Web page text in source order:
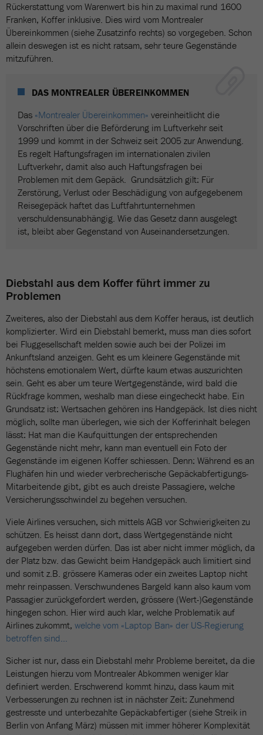
Rückerstattung vom Warenwert bis hin zu maximal rund 1600
Franken, Koffer inklusive. Dies wird vom Montrealer
Übereinkommen (siehe Zusatzinfo rechts) so vorgegeben. Schon
allein deswegen ist es nicht ratsam, sehr teure Gegenstände
mitzuführen.
DAS MONTREALER ÜBEREINKOMMEN
Das «Montrealer Übereinkommen» vereinheitlicht die
Vorschriften über die Beförderung im Luftverkehr seit
1999 und kommt in der Schweiz seit 2005 zur Anwendung.
Es regelt Haftungsfragen im internationalen zivilen
Luftverkehr, damit also auch Haftungsfragen bei
Problemen mit dem Gepäck. Grundsätzlich gilt: Für
Zerstörung, Verlust oder Beschädigung von aufgegebenem
Reisegepäck haftet das Luftfahrtunternehmen
verschuldensunabhängig. Wie das Gesetz dann ausgelegt
ist, bleibt aber Gegenstand von Auseinandersetzungen.
Diebstahl aus dem Koffer führt immer zu
Problemen
Zweiteres, also der Diebstahl aus dem Koffer heraus, ist deutlich
komplizierter. Wird ein Diebstahl bemerkt, muss man dies sofort
bei Fluggesellschaft melden sowie auch bei der Polizei im
Ankunftsland anzeigen. Geht es um kleinere Gegenstände mit
höchstens emotionalem Wert, dürfte kaum etwas auszurichten
sein. Geht es aber um teure Wertgegenstände, wird bald die
Rückfrage kommen, weshalb man diese eingecheckt habe. Ein
Grundsatz ist: Wertsachen gehören ins Handgepäck. Ist dies nicht
möglich, sollte man überlegen, wie sich der Kofferinhalt belegen
lässt: Hat man die Kaufquittungen der entsprechenden
Gegenstände nicht mehr, kann man eventuell ein Foto der
Gegenstände im eigenen Koffer schiessen. Denn: Während es an
Flughäfen hin und wieder verbrecherische Gepäckabfertigungs-
Mitarbeitende gibt, gibt es auch dreiste Passagiere, welche
Versicherungsschwindel zu begehen versuchen.
Viele Airlines versuchen, sich mittels AGB vor Schwierigkeiten zu
schützen. Es heisst dann dort, dass Wertgegenstände nicht
aufgegeben werden dürfen. Das ist aber nicht immer möglich, da
der Platz bzw. das Gewicht beim Handgepäck auch limitiert sind
und somit z.B. grössere Kameras oder ein zweites Laptop nicht
mehr reinpassen. Verschwundenes Bargeld kann also kaum vom
Passagier zurückgefordert werden, grössere (Wert-)Gegenstände
hingegen schon. Hier wird auch klar, welche Problematik auf
Airlines zukommt, welche vom «Laptop Ban» der US-Regierung
betroffen sind…
Sicher ist nur, dass ein Diebstahl mehr Probleme bereitet, da die
Leistungen hierzu vom Montrealer Abkommen weniger klar
definiert werden. Erschwerend kommt hinzu, dass kaum mit
Verbesserungen zu rechnen ist in nächster Zeit: Zunehmend
gestresste und unterbezahlte Gepäckabfertiger (siehe Streik in
Berlin von Anfang März) müssen mit immer höherer Komplexität